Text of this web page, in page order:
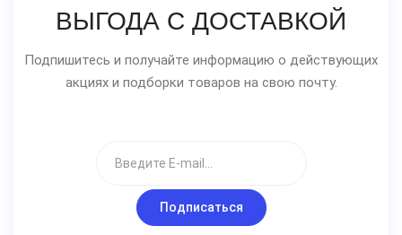
ВЫГОДА С ДОСТАВКОЙ
Подпишитесь и получайте информацию о действующих
акциях и подборки товаров на свою почту.
Подписаться